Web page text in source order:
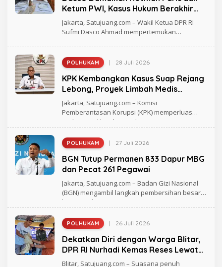
U
A
N
Ketum PWI, Kasus Hukum Berakhir
Damai
H
R
E
D
A
S
S
A
T
U
A
N
Jakarta, Satujuang.com – Wakil Ketua DPR RI
Sufmi Dasco Ahmad mempertemukan
KPK Kembangkan Kasus Suap Rejang
Lebong, Proyek Limbah Medis
Pemkot Bengkulu Ikut Disorot
POLHUKAM | 28 Juli 2026
O
E
H
R
E
D
A
S
S
A
T
U
J
A
N
G
Jakarta, Satujuang.com – Komisi
Pemberantasan Korupsi (KPK) memperluas
arah penyidikan kasus dugaan
BGN Tutup Permanen 833 Dapur MBG
dan Pecat 261 Pegawai
POLHUKAM | 27 Juli 2026
O
E
H
R
E
D
A
K
S
S
A
T
U
A
Jakarta, Satujuang.com – Badan Gizi Nasional
(BGN) mengambil langkah pembersihan besar-
besaran di
Dekatkan Diri dengan Warga Blitar,
DPR RI Nurhadi Kemas Reses Lewat
Mancing Gratis dan Kulineran
POLHUKAM | 26 Juli 2026
O
E
H
H
E
Blitar, Satujuang.com – Suasana penuh